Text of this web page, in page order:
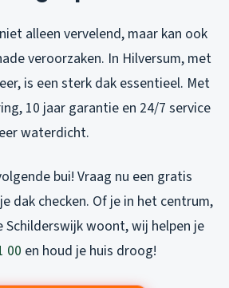
alleen vervelend, maar kan ook
veroorzaken. In Hilversum, met
is een sterk dak essentieel. Met
10 jaar garantie en 24/7 service
waterdicht.
bui! Vraag nu een gratis
dak checken. Of je in het centrum,
woont, wij helpen je
00 en houd je huis droog!